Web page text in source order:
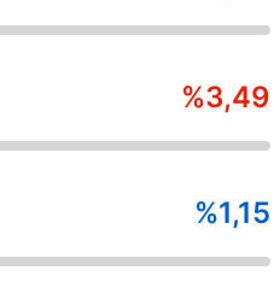
%3,49
%1,15